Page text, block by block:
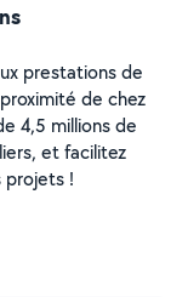
prestations de
de chez
4,5 millions de
et facilitez
projets !